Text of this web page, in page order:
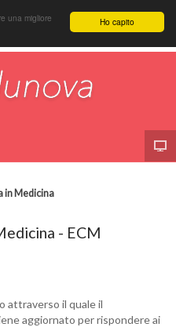
Ho capito
una migliore
in Medicina
- ECM
attraverso il quale il
aggiornato per rispondere ai